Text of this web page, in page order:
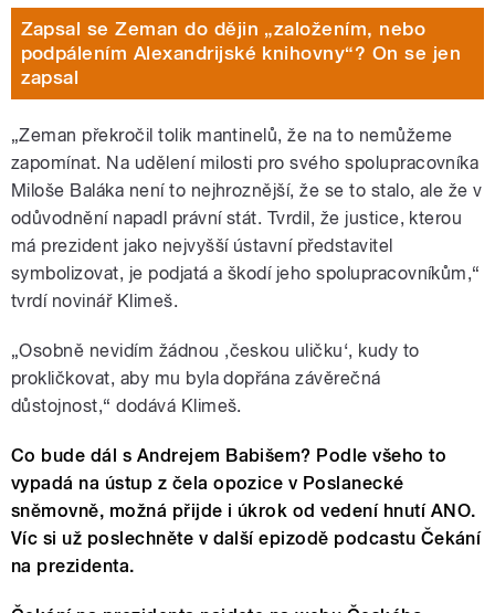
Zapsal se Zeman do dějin „založením, nebo
podpálením Alexandrijské knihovny“? On se jen
zapsal
„Zeman překročil tolik mantinelů, že na to nemůžeme
zapomínat. Na udělení milosti pro svého spolupracovníka
Miloše Baláka není to nejhroznější, že se to stalo, ale že v
odůvodnění napadl právní stát. Tvrdil, že justice, kterou
má prezident jako nejvyšší ústavní představitel
symbolizovat, je podjatá a škodí jeho spolupracovníkům,“
tvrdí novinář Klimeš.
„Osobně nevidím žádnou ,českou uličku‘, kudy to
prokličkovat, aby mu byla dopřána závěrečná
důstojnost,“ dodává Klimeš.
Co bude dál s Andrejem Babišem? Podle všeho to
vypadá na ústup z čela opozice v Poslanecké
sněmovně, možná přijde i úkrok od vedení hnutí ANO.
Víc si už poslechněte v další epizodě podcastu Čekání
na prezidenta.